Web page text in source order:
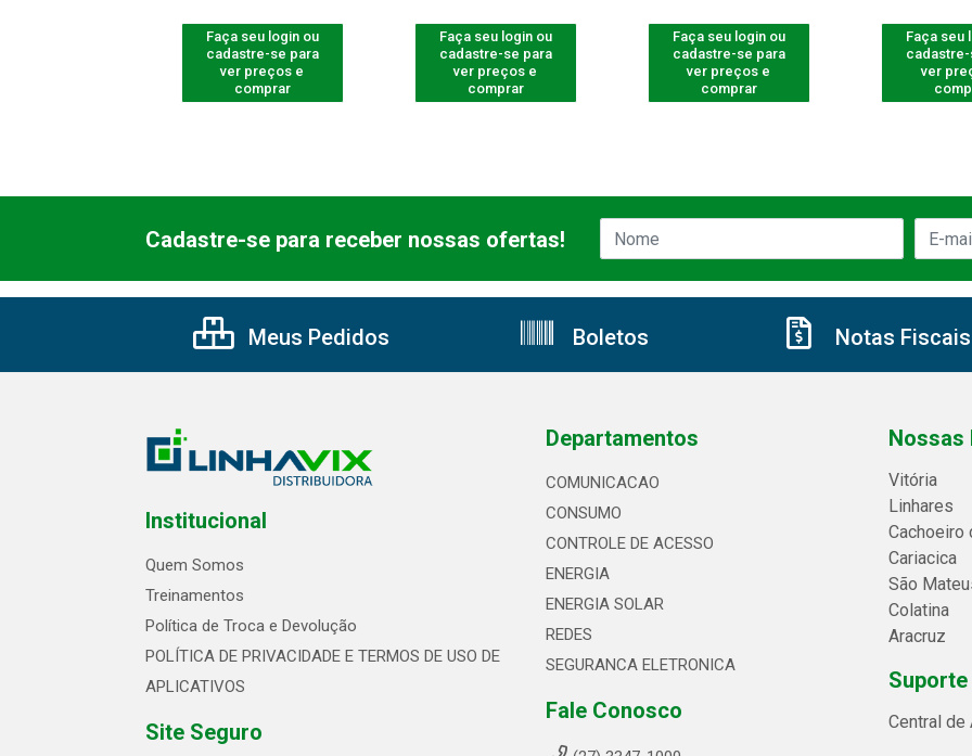
Faça seu login ou
cadastre-se para
ver preços e
comprar
Faça seu login ou
cadastre-se para
ver preços e
comprar
Faça seu login ou
cadastre-se para
ver preços e
comprar
Faça seu
ver
Cadastre-se para receber nossas ofertas!
Meus Pedidos Boletos Notas Fiscais
Institucional
Quem Somos
Treinamentos
Política de Troca e Devolução
POLÍTICA DE PRIVACIDADE E TERMOS DE USO DE
APLICATIVOS
Site Seguro
Departamentos
COMUNICACAO
CONSUMO
CONTROLE DE ACESSO
ENERGIA
ENERGIA SOLAR
REDES
SEGURANCA ELETRONICA
Fale Conosco
Nossas
Vitória
Linhares
Cachoeiro
Cariacica
São
Colatina
Aracruz
Central de